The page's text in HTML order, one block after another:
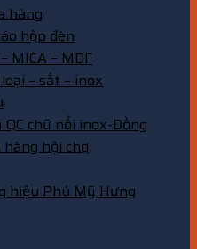
hàng
hộp đèn
MICA – MDF
– sắt – inox
chữ nổi inox-Đồng
hội chợ
hiệu Phú Mỹ Hưng